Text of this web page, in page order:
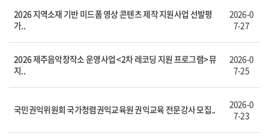
2026 지역소재 기반 미드폼 영상 콘텐츠 제작 지원사업 선발평
가..
2026-0
7-27
2026 제주음악창작소 운영사업 <2차 레코딩 지원 프로그램> 뮤
지..
2026-0
7-25
국민권익위원회 국가청렴권익교육원 권익교육 전문강사 모집..
2026-0
7-23